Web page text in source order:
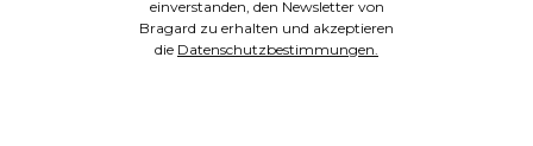
einverstanden, den Newsletter von
Bragard zu erhalten und akzeptieren
die Datenschutzbestimmungen.